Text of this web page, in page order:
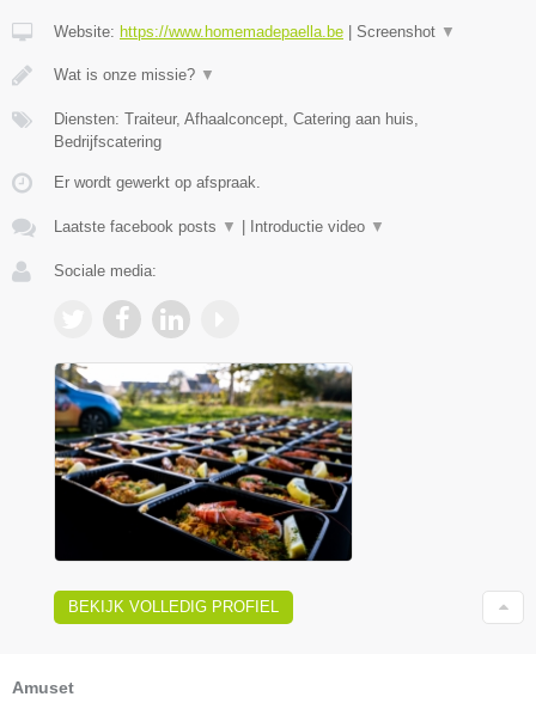
Website: https://www.homemadepaella.be Screenshot ▼
Wat is onze missie? ▼
Diensten: Traiteur, Afhaalconcept, Catering aan huis,
Bedrijfscatering
Er wordt gewerkt op afspraak.
Laatste facebook posts ▼ Introductie video ▼
Sociale media:
BEKIJK VOLLEDIG PROFIEL
Amuset